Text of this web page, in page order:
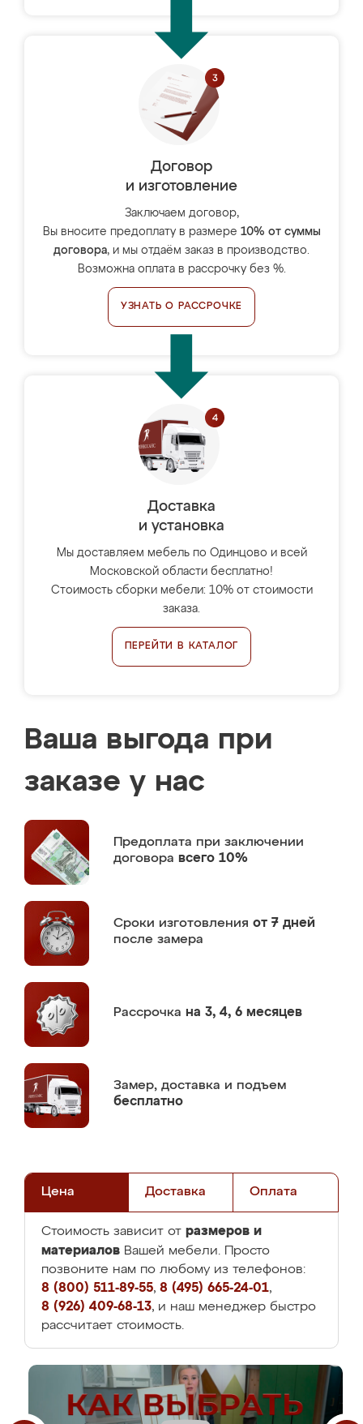
Договор
и изготовление
Заключаем договор,
Вы вносите предоплату в размере 10% от суммы
договора, и мы отдаём заказ в производство.
Возможна оплата в рассрочку без %.
УЗНАТЬ О РАССРОЧКЕ
Доставка
и установка
Мы доставляем мебель по Одинцово и всей
Московской области бесплатно!
Стоимость сборки мебели: 10% от стоимости
заказа.
ПЕРЕЙТИ В КАТАЛОГ
Ваша выгода при
заказе у нас
Предоплата при заключении
договора всего 10%
Сроки изготовления от 7 дней
после замера
Рассрочка на 3, 4, 6 месяцев
Замер, доставка и подъем
бесплатно
Цена Доставка Оплата
Стоимость зависит от размеров и
материалов Вашей мебели. Просто
позвоните нам по любому из телефонов:
8 (800) 511-89-55, 8 (495) 665-24-01,
8 (926) 409-68-13, и наш менеджер быстро
рассчитает стоимость.